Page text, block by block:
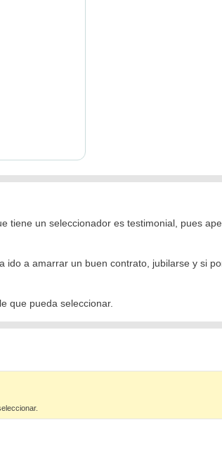
tiene un seleccionador es testimonial, pues
a amarrar un buen contrato, jubilarse y si
que pueda seleccionar.